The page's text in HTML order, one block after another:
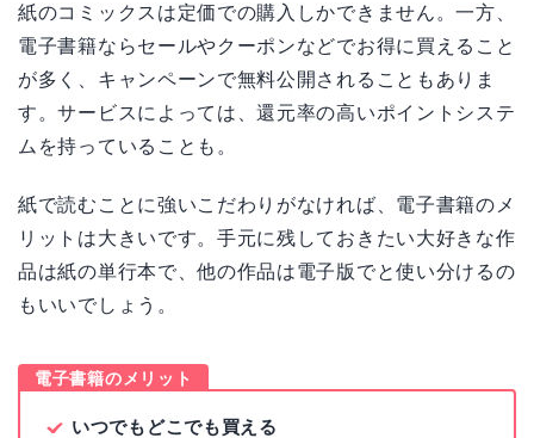
紙のコミックスは定価での購入しかできません。一方、
電子書籍ならセールやクーポンなどでお得に買えること
が多く、キャンペーンで無料公開されることもありま
す。サービスによっては、還元率の高いポイントシステ
ムを持っていることも。
紙で読むことに強いこだわりがなければ、電子書籍のメ
リットは大きいです。手元に残しておきたい大好きな作
品は紙の単行本で、他の作品は電子版でと使い分けるの
もいいでしょう。
電子書籍のメリット
いつでもどこでも買える